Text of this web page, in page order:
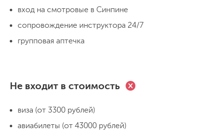
Ночёвка в гостинице
День 7
Сегодня мы «коснёмся небес», именно
горе Тяньмень
находится прямо за городом, а на высоту
вход на смотровые в Синпине
сопровождение инструктора 24/7
групповая аптечка
Не входит в стоимость
виза (от 3300 рублей)
авиабилеты (от 43000 рублей)